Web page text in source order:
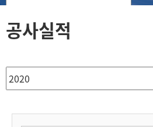
공사실적